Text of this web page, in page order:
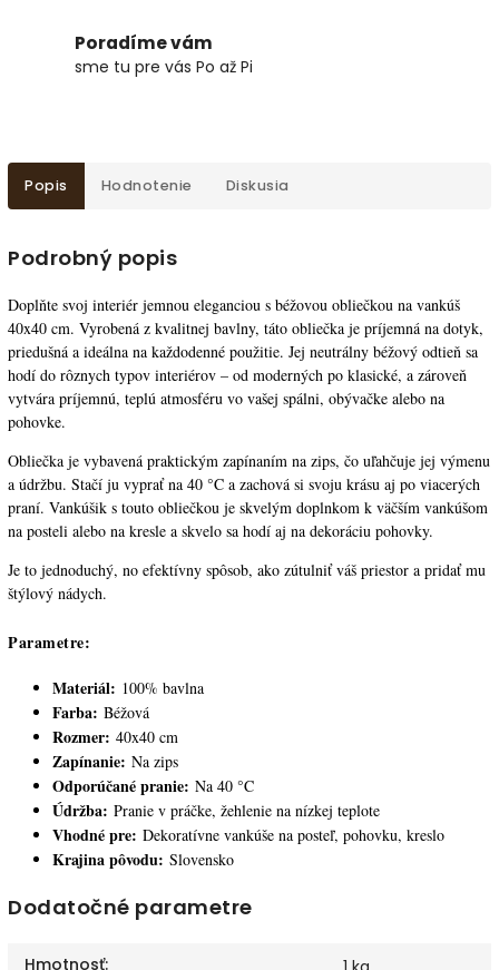
Poradíme vám
sme tu pre vás Po až Pi
Popis Hodnotenie Diskusia
Podrobný popis
Doplňte svoj interiér jemnou eleganciou s béžovou obliečkou na vankúš
40x40 cm. Vyrobená z kvalitnej bavlny, táto obliečka je príjemná na dotyk,
priedušná a ideálna na každodenné použitie. Jej neutrálny béžový odtieň sa
hodí do rôznych typov interiérov – od moderných po klasické, a zároveň
vytvára príjemnú, teplú atmosféru vo vašej spálni, obývačke alebo na
pohovke.
Obliečka je vybavená praktickým zapínaním na zips, čo uľahčuje jej výmenu
a údržbu. Stačí ju vyprať na 40 °C a zachová si svoju krásu aj po viacerých
praní. Vankúšik s touto obliečkou je skvelým doplnkom k väčším vankúšom
na posteli alebo na kresle a skvelo sa hodí aj na dekoráciu pohovky.
Je to jednoduchý, no efektívny spôsob, ako zútulniť váš priestor a pridať mu
štýlový nádych.
Parametre:
Materiál: 100% bavlna
Farba: Béžová
Rozmer: 40x40 cm
Zapínanie: Na zips
Odporúčané pranie: Na 40 °C
Údržba: Pranie v práčke, žehlenie na nízkej teplote
Vhodné pre: Dekoratívne vankúše na posteľ, pohovku, kreslo
Krajina pôvodu: Slovensko
Dodatočné parametre
Hmotnosť: